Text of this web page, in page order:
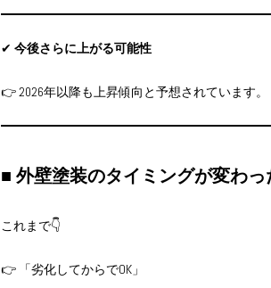
✔ 今後さらに上がる可能性
👉 2026年以降も上昇傾向と予想されています。
■ 外壁塗装のタイミングが変わっ
これまで👇
👉 「劣化してからでOK」